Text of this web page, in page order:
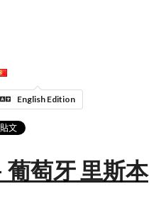
English Edition
萄牙 里斯本